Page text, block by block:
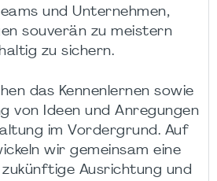
und Unternehmen,
souverän zu meistern
zu sichern.
das Kennenlernen sowie
von Ideen und Anregungen
im Vordergrund. Auf
wir gemeinsam eine
Ausrichtung und